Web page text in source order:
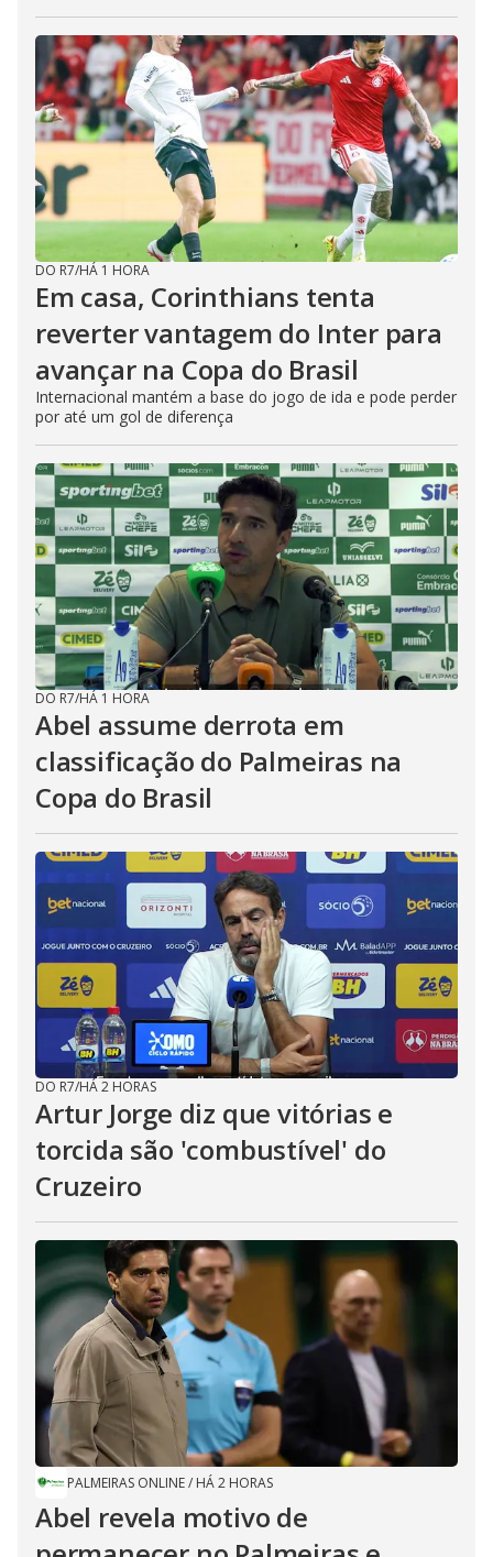
DO R7/HÁ 1 HORA
Em casa, Corinthians tenta
reverter vantagem do Inter para
avançar na Copa do Brasil
Internacional mantém a base do jogo de ida e pode perder
por até um gol de diferença
DO R7/HÁ 1 HORA
Abel assume derrota em
classificação do Palmeiras na
Copa do Brasil
DO R7/HÁ 2 HORAS
Artur Jorge diz que vitórias e
torcida são 'combustível' do
Cruzeiro
PALMEIRAS ONLINE/ HÁ 2 HORAS
Abel revela motivo de